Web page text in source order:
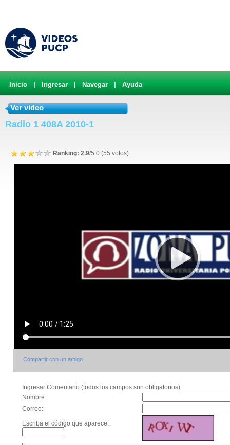
Inicio Ingresar Navegar Ayuda
Ver video
Radio 1 408A 2010-1
Ranking: 2.9/5.0 (55 votos)
Compartir con un amigo
Ingresar Comentario (todos los campos son obligatorios)
Nombre:
Correo:
Escriba el código que aparece: